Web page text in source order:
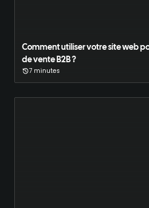
Comment utiliser votre site web
de vente B2B ?
7 minutes